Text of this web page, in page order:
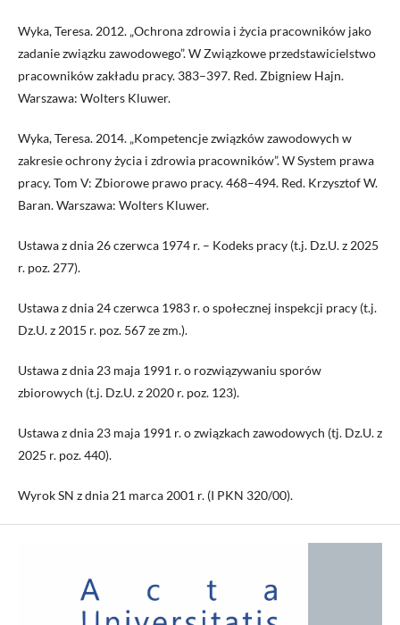
Wyka, Teresa. 2012. „Ochrona zdrowia i życia pracowników jako
zadanie związku zawodowego”. W Związkowe przedstawicielstwo
pracowników zakładu pracy. 383–397. Red. Zbigniew Hajn.
Warszawa: Wolters Kluwer.
Wyka, Teresa. 2014. „Kompetencje związków zawodowych w
zakresie ochrony życia i zdrowia pracowników”. W System prawa
pracy. Tom V: Zbiorowe prawo pracy. 468–494. Red. Krzysztof W.
Baran. Warszawa: Wolters Kluwer.
Ustawa z dnia 26 czerwca 1974 r. – Kodeks pracy (t.j. Dz.U. z 2025
r. poz. 277).
Ustawa z dnia 24 czerwca 1983 r. o społecznej inspekcji pracy (t.j.
Dz.U. z 2015 r. poz. 567 ze zm.).
Ustawa z dnia 23 maja 1991 r. o rozwiązywaniu sporów
zbiorowych (t.j. Dz.U. z 2020 r. poz. 123).
Ustawa z dnia 23 maja 1991 r. o związkach zawodowych (tj. Dz.U. z
2025 r. poz. 440).
Wyrok SN z dnia 21 marca 2001 r. (I PKN 320/00).